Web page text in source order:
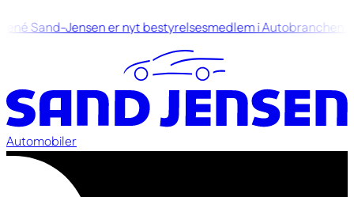
Sand-Jensen er nyt bestyrelsesmedlem i Autobranchen
Automobiler